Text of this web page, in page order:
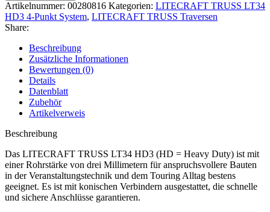
Artikelnummer: 00280816 Kategorien: LITECRAFT TRUSS LT34
HD3 4-Punkt System, LITECRAFT TRUSS Traversen
Share:
Beschreibung
Zusätzliche Informationen
Bewertungen (0)
Details
Datenblatt
Zubehör
Artikelverweis
Beschreibung
Das LITECRAFT TRUSS LT34 HD3 (HD = Heavy Duty) ist mit
einer Rohrstärke von drei Millimetern für anspruchsvollere Bauten
in der Veranstaltungstechnik und dem Touring Alltag bestens
geeignet. Es ist mit konischen Verbindern ausgestattet, die schnelle
und sichere Anschlüsse garantieren.